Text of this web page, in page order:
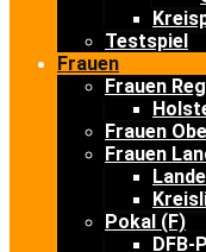
Testspiel
Frauen
Frauen
Frauen
Frauen
Pokal (F)
DFB-